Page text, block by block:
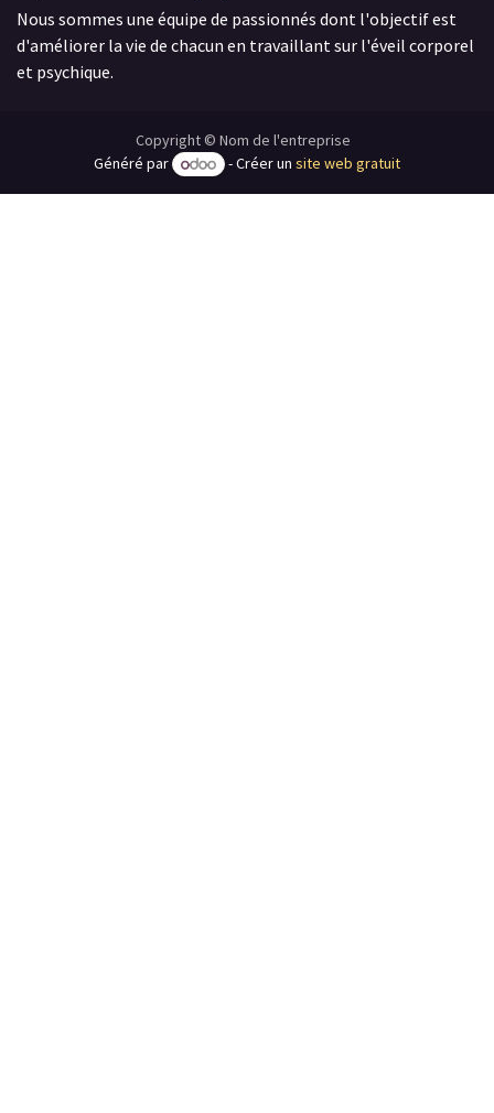
Nous sommes une équipe de passionnés dont l'objectif est
d'améliorer la vie de chacun en travaillant sur l'éveil corporel
et psychique.
Copyright © Nom de l'entreprise
Généré par
- Créer unsite web gratuit